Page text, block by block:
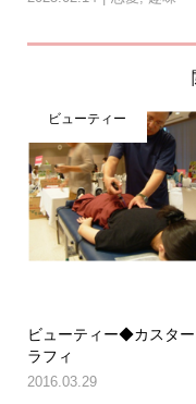
ビューティー
ビューティー◆カスター
ラフィ
2016.03.29